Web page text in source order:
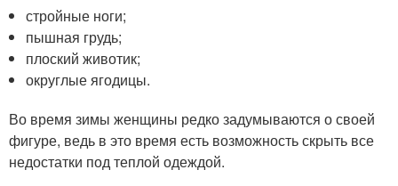
стройные ноги;
пышная грудь;
плоский животик;
округлые ягодицы.
Во время зимы женщины редко задумываются о своей
фигуре, ведь в это время есть возможность скрыть все
недостатки под теплой одеждой.